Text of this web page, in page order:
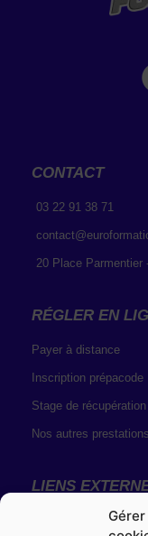
CONTACT
03 22 91 38 71
20 Place Parmentier
RÉGLER EN
Payer à distance
Inscription prépacode
Stage de
Nos autres prestations
LIENS
Résultats de permis